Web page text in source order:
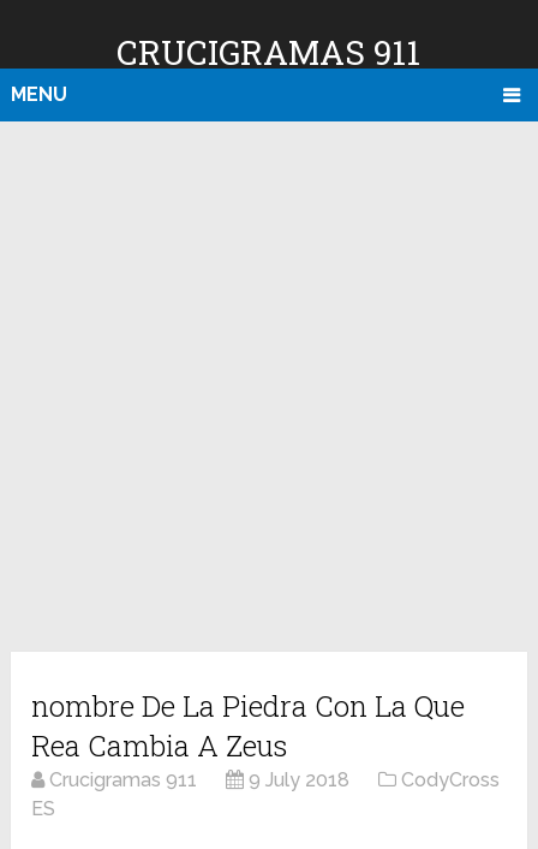
CRUCIGRAMAS 911
MENU
nombre De La Piedra Con La Que
Rea Cambia A Zeus
Crucigramas 911 9 July 2018
CodyCross
ES